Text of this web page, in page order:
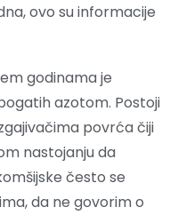
ovo su informacije
godinama je
azotom. Postoji
povrća čiji
nastojanju da
često se
da ne govorim o